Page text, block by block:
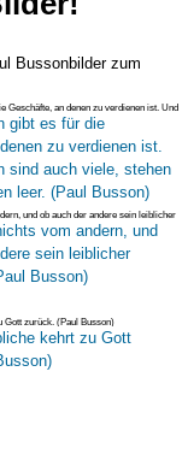
Bussonbilder zum
Geschäfte, an denen zu verdienen ist. Und
und ob auch der andere sein leiblicher
Gott zurück. (Paul Busson)